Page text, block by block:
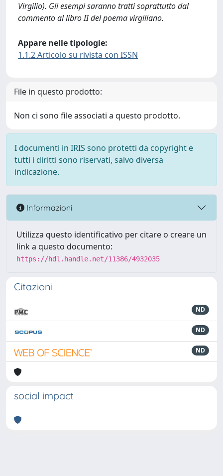
Virgilio). Gli esempi saranno tratti soprattutto dal
commento al libro II del poema virgiliano.
Appare nelle tipologie:
1.1.2 Articolo su rivista con ISSN
File in questo prodotto:
Non ci sono file associati a questo prodotto.
I documenti in IRIS sono protetti da copyright e
tutti i diritti sono riservati, salvo diversa
indicazione.
Informazioni
Utilizza questo identificativo per citare o creare un
link a questo documento:
https://hdl.handle.net/11386/4932035
Citazioni
ND
ND
ND
social impact